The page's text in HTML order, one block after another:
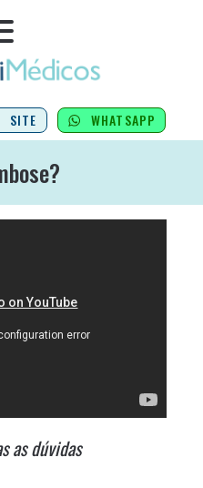
SITE WHATSAPP
as dúvidas